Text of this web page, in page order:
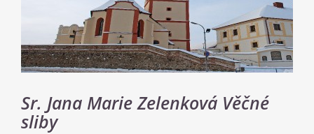
Sr. Jana Marie Zelenková Věčné
sliby